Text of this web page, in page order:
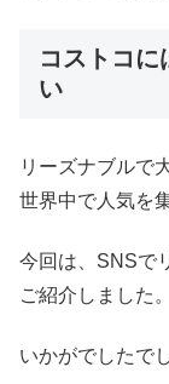
コストコ
い
リーズナブルで
世界中で人気を
今回は、SNSで
ご紹介しました。
いかがでしたで